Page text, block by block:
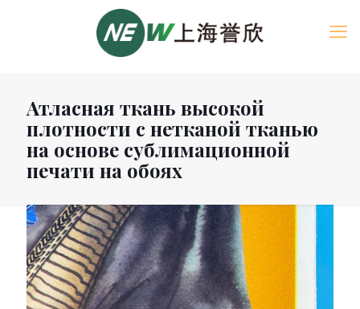
Атласная ткань высокой
плотности с нетканой тканью
на основе сублимационной
печати на обоях